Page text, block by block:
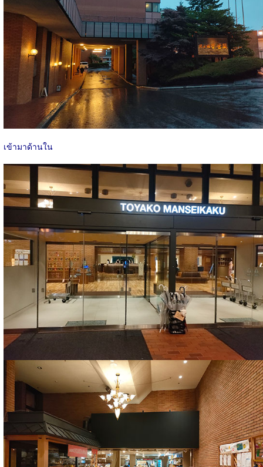
เข้ามาด้านใน